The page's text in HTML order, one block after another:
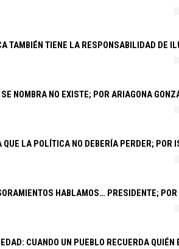
TAMBIÉN TIENE LA RESPONSABILIDAD DE
SE NOMBRA NO EXISTE; POR ARIAGONA
QUE LA POLÍTICA NO DEBERÍA PERDER; POR
HABLAMOS… PRESIDENTE;
CUANDO UN PUEBLO RECUERDA QUIÉN